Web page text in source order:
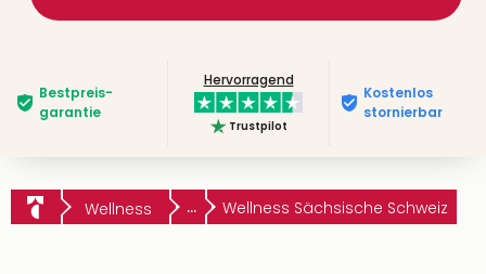
Bestpreis­
garantie
Hervorragend
Trustpilot
Kostenlos
stornierbar
Wellness ... Wellness Sächsische Schweiz